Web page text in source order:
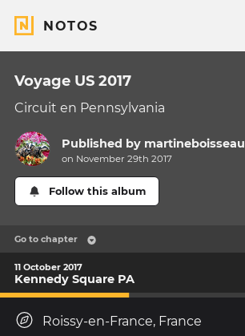
NOTOS
Voyage US 2017
Circuit en Pennsylvania
Published by martineboisseau
on November 29th 2017
Follow this album
Go to chapter
11 October 2017
Kennedy Square PA
Roissy-en-France, France